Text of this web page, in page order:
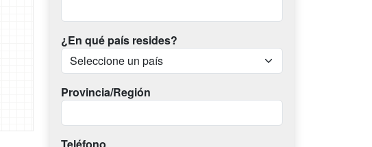
¿En qué país resides?
Provincia/Región